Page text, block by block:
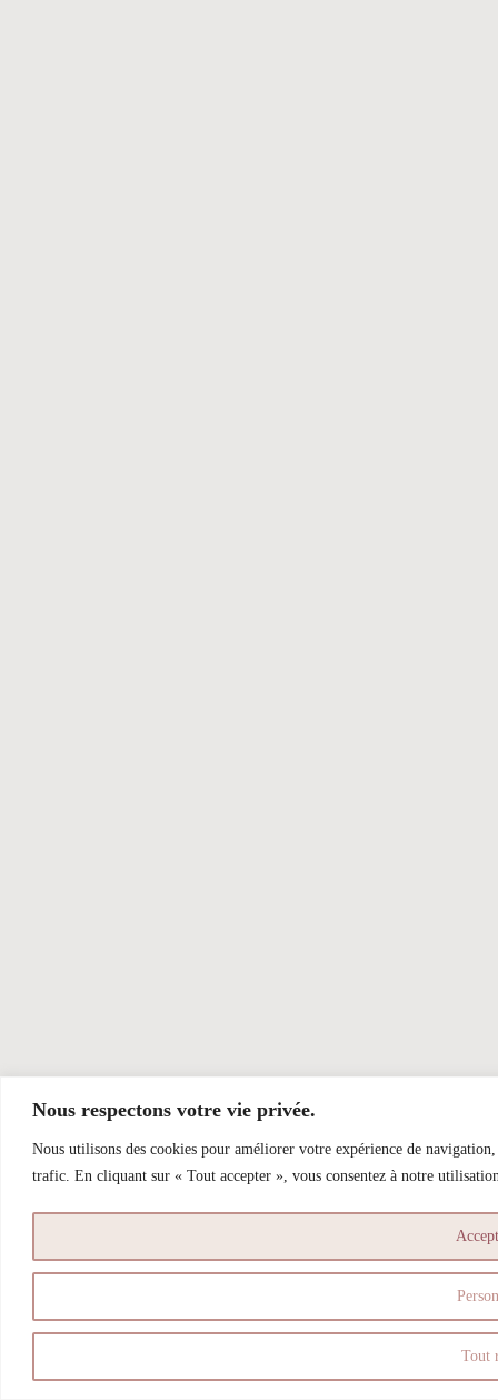
Nous respectons votre vie privée.
Nous utilisons des cookies pour améliorer votre expérience de
trafic. En cliquant sur « Tout accepter », vous consentez à notre
Tout